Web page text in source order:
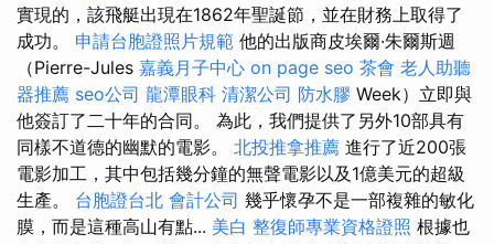
實現的，該飛艇出現在1862年聖誕節，並在財務上取得了
成功。 申請台胞證照片規範 他的出版商皮埃爾·朱爾斯週
（Pierre-Jules 嘉義月子中心 on page seo 茶會 老人助聽
器推薦 seo公司 龍潭眼科 清潔公司 防水膠 Week）立即與
他簽訂了二十年的合同。 為此，我們提供了另外10部具有
同樣不道德的幽默的電影。 北投推拿推薦 進行了近200張
電影加工，其中包括幾分鐘的無聲電影以及1億美元的超級
生產。 台胞證台北 會計公司 幾乎懷孕不是一部複雜的敏化
膜，而是這種高山有點... 美白 整復師專業資格證照 根據也